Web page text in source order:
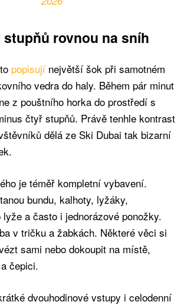
rovnou na sníh
popisují největší šok při samotném
vedra do haly. Během pár minut
z pouštního horka do prostředí s
čtyř stupňů. Právě tenhle kontrast
dělá ze Ski Dubai tak bizarní
je téměř kompletní vybavení.
bundu, kalhoty, lyžáky,
lyže a často i jednorázové ponožky.
v tričku a žabkách. Některé věci si
sami nebo dokoupit na místě,
čepici.
dvouhodinové vstupy i celodenní